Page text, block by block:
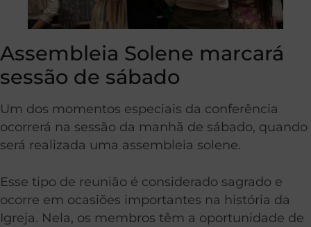
Assembleia Solene marcará
sessão de sábado
Um dos momentos especiais da conferência
ocorrerá na sessão da manhã de sábado, quando
será realizada uma assembleia solene.
Esse tipo de reunião é considerado sagrado e
ocorre em ocasiões importantes na história da
Igreja. Nela, os membros têm a oportunidade de